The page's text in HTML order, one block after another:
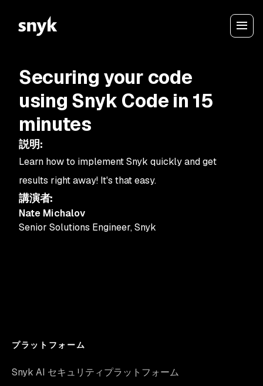
Securing your code
using Snyk Code in 15
minutes
説明:
Learn how to implement Snyk quickly and get
results right away! It's that easy.
講演者:
Nate Michalov
Senior Solutions Engineer,Snyk
プラットフォーム
Snyk AI セキュリティプラットフォーム